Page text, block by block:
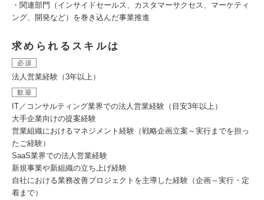
・関連部門（インサイドセールス、カスタマーサクセス、マーケティ
ング、開発など）を巻き込んだ事業推進
求められるスキルは
必須
法人営業経験（3年以上）
歓迎
IT／コンサルティング業界での法人営業経験（目安3年以上）
大手企業向けの提案経験
営業組織におけるマネジメント経験（戦略企画立案～実行までを担っ
たご経験）
SaaS業界での法人営業経験
新規事業や新組織の立ち上げ経験
自社における業務改善プロジェクトを主導した経験（企画～実行・定
着まで）